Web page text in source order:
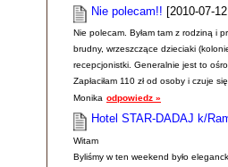
Nie polecam!! [2010-07-
Nie polecam. Byłam tam z rodziną i
brudny, wrzeszczące dzieciaki
recepcjonistki. Generalnie jest to
Zapłaciłam 110 zł od osoby i czuje
Monika odpowiedz »
Hotel STAR-DADAJ k/
Witam
Byliśmy w ten weekend było